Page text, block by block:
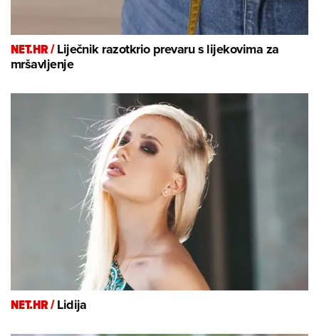
NET.HR /Liječnik razotkrio prevaru s lijekovima za
mršavljenje
NET.HR /Lidija